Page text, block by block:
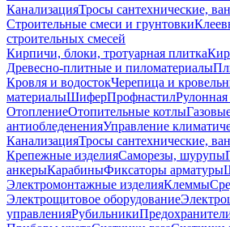
КанализацияТросы сантехнические,
Строительные смеси и грунтовки
строительных смесей
Кирпичи, блоки, тротуарная плитка
Древесно-плитные и пиломатериалы
Кровля и водостокЧерепица и
материалыШиферПрофнастил
ОтоплениеОтопительные котлы
антиобледененияУправление
КанализацияТросы сантехнические,
Крепежные изделияСаморезы, шурупы
анкерыКарабиныФиксаторы арматуры
Электромонтажные изделияКлеммы
Электрощитовое оборудование
управленияРубильники